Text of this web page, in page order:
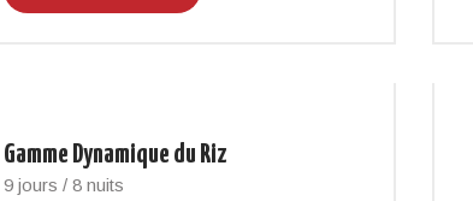
Gamme Dynamique du Riz
9 jours / 8 nuits